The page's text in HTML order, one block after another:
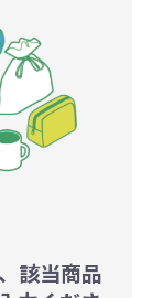
該当商品